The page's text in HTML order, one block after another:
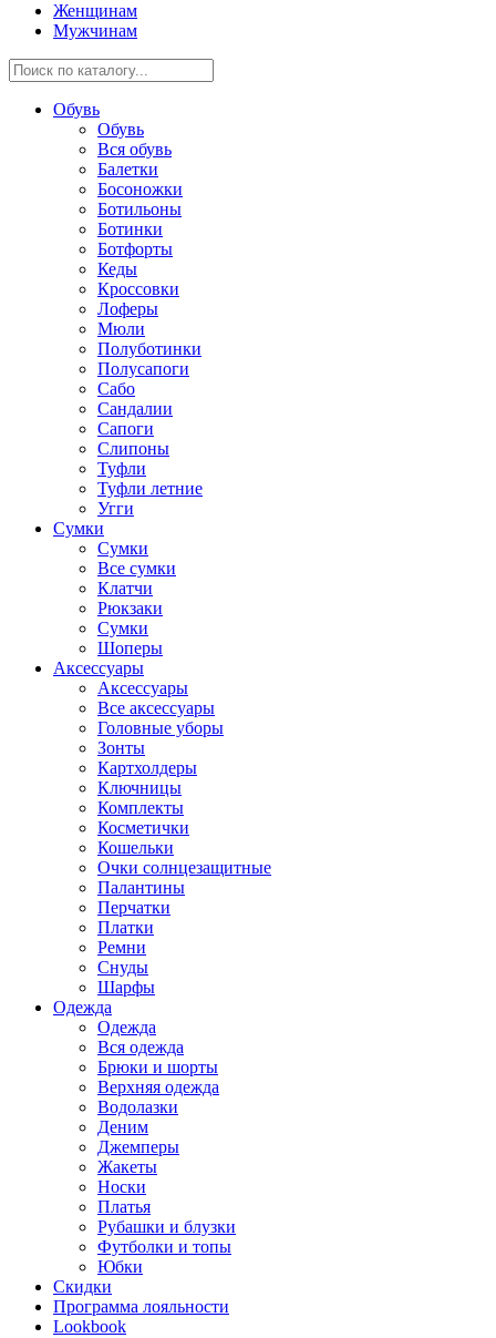
Женщинам
Мужчинам
Обувь
Обувь
Вся обувь
Балетки
Босоножки
Ботильоны
Ботинки
Ботфорты
Кеды
Кроссовки
Лоферы
Мюли
Полуботинки
Полусапоги
Сабо
Сандалии
Сапоги
Слипоны
Туфли
Туфли летние
Угги
Сумки
Сумки
Все сумки
Клатчи
Рюкзаки
Сумки
Шоперы
Аксессуары
Аксессуары
Все аксессуары
Головные уборы
Зонты
Картхолдеры
Ключницы
Комплекты
Косметички
Кошельки
Очки солнцезащитные
Палантины
Перчатки
Платки
Ремни
Снуды
Шарфы
Одежда
Одежда
Вся одежда
Брюки и шорты
Верхняя одежда
Водолазки
Деним
Джемперы
Жакеты
Носки
Платья
Рубашки и блузки
Футболки и топы
Юбки
Скидки
Программа лояльности
Lookbook